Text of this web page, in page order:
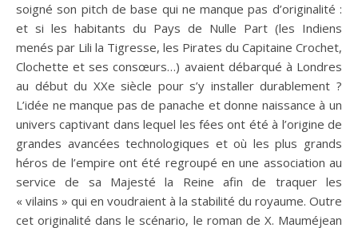
soigné son pitch de base qui ne manque pas d’originalité :
et si les habitants du Pays de Nulle Part (les Indiens
menés par Lili la Tigresse, les Pirates du Capitaine Crochet,
Clochette et ses consœurs…) avaient débarqué à Londres
au début du XXe siècle pour s’y installer durablement ?
L’idée ne manque pas de panache et donne naissance à un
univers captivant dans lequel les fées ont été à l’origine de
grandes avancées technologiques et où les plus grands
héros de l’empire ont été regroupé en une association au
service de sa Majesté la Reine afin de traquer les
« vilains » qui en voudraient à la stabilité du royaume. Outre
cet originalité dans le scénario, le roman de X. Mauméjean